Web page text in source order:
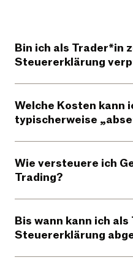
Bin ich als Trader*in
Steuererklärung
Welche Kosten kann
typischerweise
Wie versteuere ich
Trading?
Bis wann kann ich
Steuererklärung